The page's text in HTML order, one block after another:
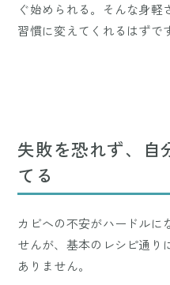
ぐ始められる。そんな身軽
習慣に変えてくれるはずで
失敗を恐れず、自
てる
カビへの不安がハードルに
せんが、基本のレシピ通り
ありません。